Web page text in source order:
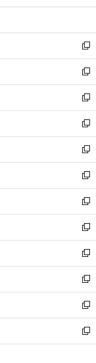
開
ウ
開
く
ン
ウ
で
開
く
ウ
ン
ド
ウ
で
開
く
新
し
い
ウ
ィ
ン
ド
ウ
で
開
く
新
し
い
ウ
ィ
ン
ド
ウ
で
開
く
新
し
い
ウ
ィ
ン
ド
ウ
で
開
く
新
し
い
ウ
ィ
ン
ド
ウ
で
開
く
新
し
い
ウ
ィ
ン
ド
ウ
で
開
く
新
し
い
ウ
ィ
ン
ド
ウ
で
開
く
新
し
い
ウ
ィ
ン
ド
ウ
で
開
く
新
し
い
ウ
ィ
ン
ド
ウ
で
開
新
し
い
ウ
ィ
ン
ド
ウ
新
し
い
ウ
ィ
ン
新
し
い
ウ
新
し